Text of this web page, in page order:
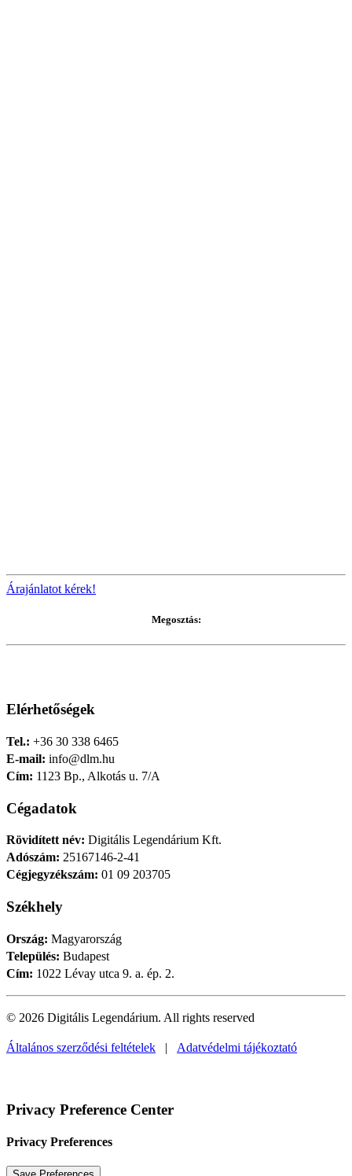
Árajánlatot kérek!
Megosztás:
Elérhetőségek
Tel.: +36 30 338 6465
E-mail: info@dlm.hu
Cím: 1123 Bp., Alkotás u. 7/A
Cégadatok
Rövidített név: Digitális Legendárium Kft.
Adószám: 25167146-2-41
Cégjegyzékszám: 01 09 203705
Székhely
Ország: Magyarország
Település: Budapest
Cím: 1022 Lévay utca 9. a. ép. 2.
© 2026 Digitális Legendárium. All rights reserved
Általános szerződési feltételek | Adatvédelmi tájékoztató
Privacy Preference Center
Privacy Preferences